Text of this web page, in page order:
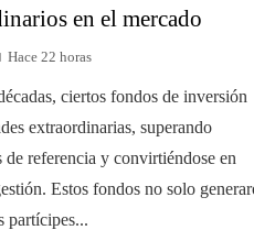
en el mercado
Hace 22 horas
ciertos fondos de inversión
extraordinarias, superando
referencia y convirtiéndose en
Estos fondos no solo
partícipes...